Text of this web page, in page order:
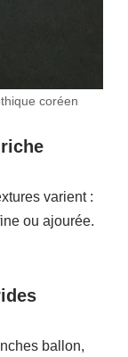
coréen
varient :
ou ajourée.
ballon,